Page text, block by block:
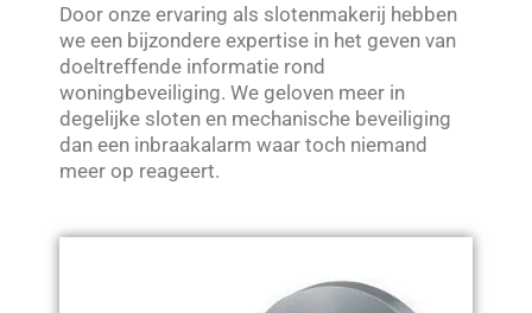
Door onze ervaring als slotenmakerij hebben
we een bijzondere expertise in het geven van
doeltreffende informatie rond
woningbeveiliging. We geloven meer in
degelijke sloten en mechanische beveiliging
dan een inbraakalarm waar toch niemand
meer op reageert.